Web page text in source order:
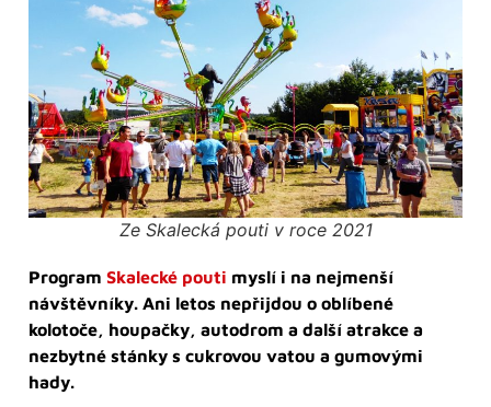
Ze Skalecká pouti v roce 2021
Program Skalecké pouti myslí i na nejmenší
návštěvníky. Ani letos nepřijdou o oblíbené
kolotoče, houpačky, autodrom a další atrakce a
nezbytné stánky s cukrovou vatou a gumovými
hady.